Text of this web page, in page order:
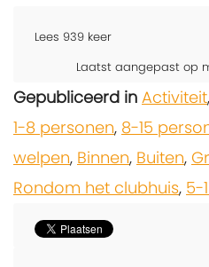
Lees 939 keer
Laatst aangepast op
Gepubliceerd in Activiteit,
1-8 personen, 8-15
welpen, Binnen, Buiten,
Rondom het clubhuis, 5-